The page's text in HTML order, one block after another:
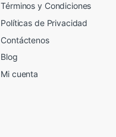
Términos y Condiciones
Políticas de Privacidad
Contáctenos
Blog
Mi cuenta